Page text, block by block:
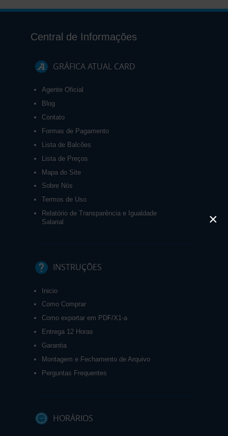
Central de Informações
GRÁFICA ATUAL CARD
Agente Oficial
Blog
Contato
Formas de Pagamento
Lista de Balcões
Lista de Preços
Mapa do Site
Sobre Nós
Termos de Uso
Relatório de Transparência e Igualdade
Salarial
INSTRUÇÕES
Inicio
Como Comprar
Como exportar em PDF/X1-a
Entrega 12 Horas
Garantia
Montagem e Fechamento de Arquivo
Perguntas Frequentes
HORÁRIOS
×